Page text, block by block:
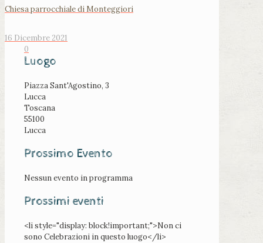
Chiesa parrocchiale di Monteggiori
16 Dicembre 2021
0
Luogo
Piazza Sant'Agostino, 3
Lucca
Toscana
55100
Lucca
Prossimo Evento
Nessun evento in programma
Prossimi eventi
<li style="display: block!important;">Non ci
sono Celebrazioni in questo luogo</li>